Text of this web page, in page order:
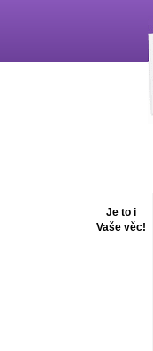
Je to i
Vaše věc!